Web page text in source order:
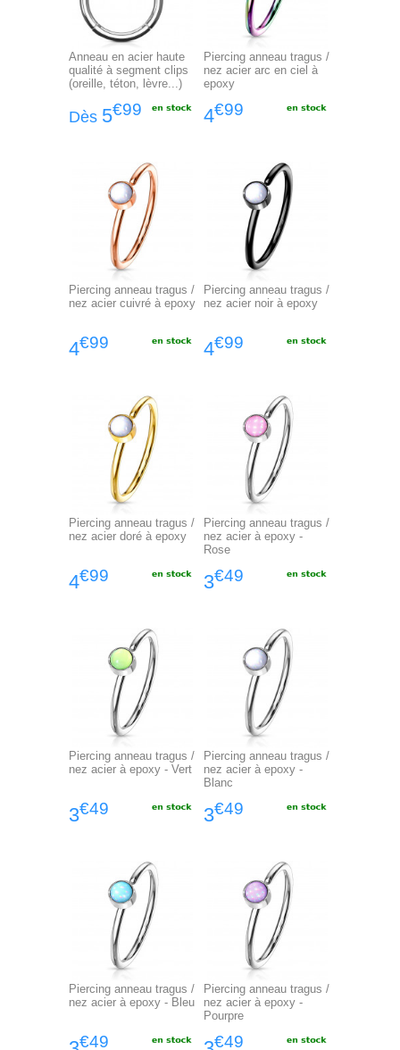
Anneau en acier haute
qualité à segment clips
(oreille, téton, lèvre...)
Dès 5€99
Piercing anneau tragus /
nez acier arc en ciel à
epoxy
4€99
Piercing anneau tragus /
nez acier cuivré à epoxy
4€99
Piercing anneau tragus /
nez acier noir à epoxy
4€99
Piercing anneau tragus /
nez acier doré à epoxy
4€99
Piercing anneau tragus /
nez acier à epoxy -
Rose
3€49
Piercing anneau tragus /
nez acier à epoxy - Vert
3€49
Piercing anneau tragus /
nez acier à epoxy -
Blanc
3€49
Piercing anneau tragus /
nez acier à epoxy - Bleu
€49
Piercing anneau tragus /
nez acier à epoxy -
Pourpre
€49